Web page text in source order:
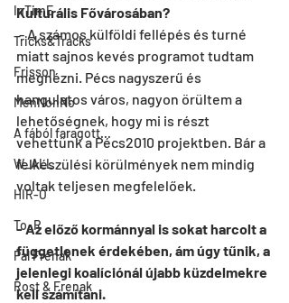
InTimE
Tricks&Tracks
Frisson
MenNonNo
A fából faragott...
W_ALL
HIR-O
To_R
Pal Frenak
Rost & Frenak
Kulturális Fővárosában?
- A számos külföldi fellépés és turné
miatt sajnos kevés programot tudtam
megnézni. Pécs nagyszerű és
hangulatos város, nagyon örültem a
lehetőségnek, hogy mi is részt
vehettünk a Pécs2010 projektben. Bár a
felkészülési körülmények nem mindig
voltak teljesen megfelelőek.
- Az előző kormánnyal is sokat harcolt a
függetlenek érdekében, ám úgy tűnik, a
jelenlegi koalíciónál újabb küzdelmekre
kell számítani.